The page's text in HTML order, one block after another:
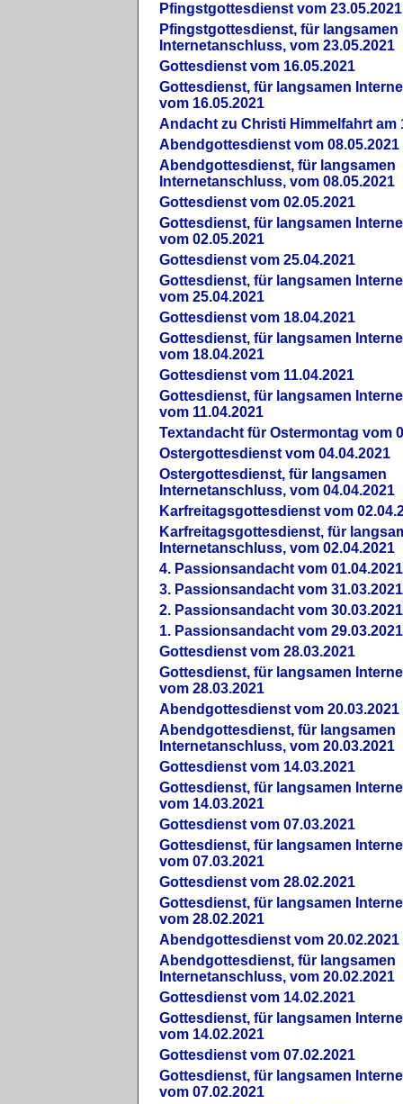
Pfingstgottesdienst vom 23.05.2021
Pfingstgottesdienst, für langsamen
Internetanschluss, vom 23.05.2021
Gottesdienst vom 16.05.2021
Gottesdienst, für langsamen
vom 16.05.2021
Andacht zu Christi Himmelfahrt am
Abendgottesdienst vom 08.05.2021
Abendgottesdienst, für langsamen
Internetanschluss, vom 08.05.2021
Gottesdienst vom 02.05.2021
Gottesdienst, für langsamen
vom 02.05.2021
Gottesdienst vom 25.04.2021
Gottesdienst, für langsamen
vom 25.04.2021
Gottesdienst vom 18.04.2021
Gottesdienst, für langsamen
vom 18.04.2021
Gottesdienst vom 11.04.2021
Gottesdienst, für langsamen
vom 11.04.2021
Textandacht für Ostermontag vom
Ostergottesdienst vom 04.04.2021
Ostergottesdienst, für langsamen
Internetanschluss, vom 04.04.2021
Karfreitagsgottesdienst vom
Karfreitagsgottesdienst, für
Internetanschluss, vom 02.04.2021
4. Passionsandacht vom 01.04.2021
3. Passionsandacht vom 31.03.2021
2. Passionsandacht vom 30.03.2021
1. Passionsandacht vom 29.03.2021
Gottesdienst vom 28.03.2021
Gottesdienst, für langsamen
vom 28.03.2021
Abendgottesdienst vom 20.03.2021
Abendgottesdienst, für langsamen
Internetanschluss, vom 20.03.2021
Gottesdienst vom 14.03.2021
Gottesdienst, für langsamen
vom 14.03.2021
Gottesdienst vom 07.03.2021
Gottesdienst, für langsamen
vom 07.03.2021
Gottesdienst vom 28.02.2021
Gottesdienst, für langsamen
vom 28.02.2021
Abendgottesdienst vom 20.02.2021
Abendgottesdienst, für langsamen
Internetanschluss, vom 20.02.2021
Gottesdienst vom 14.02.2021
Gottesdienst, für langsamen
vom 14.02.2021
Gottesdienst vom 07.02.2021
Gottesdienst, für langsamen
vom 07.02.2021